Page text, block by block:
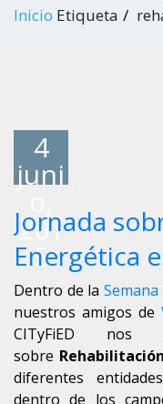
Inicio Etiqueta
4
juni
201
5
Jornada
Energética
Dentro de la
nuestros amigos de
CITyFiED
sobre
diferentes
dentro de los